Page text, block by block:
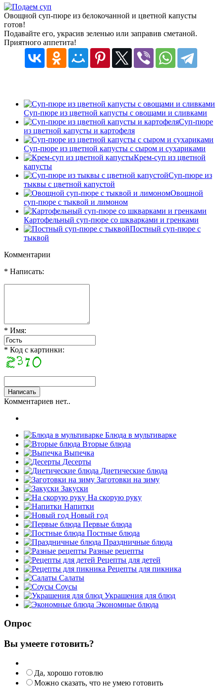
Овощной суп-пюре из белокочанной и цветной капусты
готов!
Подавайте его, украсив зеленью или заправив сметаной.
Приятного аппетита!
Суп-пюре из цветной капусты с овощами и сливками
Суп-пюре
из цветной капусты и картофеля
Суп-пюре из цветной капусты с сыром и сухариками
Крем-суп из цветной
капусты
Суп-пюре из
тыквы с цветной капустой
Овощной
суп-пюре с тыквой и лимоном
Картофельный суп-пюре со шкварками и гренками
Постный суп-пюре с
тыквой
Комментарии
* Написать:
* Имя:
* Код с картинки:
Комментариев нет..
Блюда в мультиварке
Вторые блюда
Выпечка
Десерты
Диетические блюда
Заготовки на зиму
Закуски
На скорую руку
Напитки
Новый год
Первые блюда
Постные блюда
Праздничные блюда
Разные рецепты
Рецепты для детей
Рецепты для пикника
Салаты
Соусы
Украшения для блюд
Экономные блюда
Опрос
Вы умеете готовить?
Да, хорошо готовлю
Можно сказать, что не умею готовить